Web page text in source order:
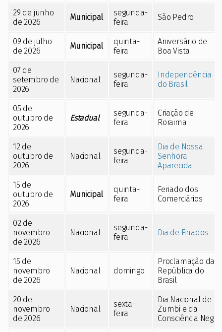
29 de junho
de 2026
Municipal
segunda-
feira
São Pedro
09 de julho
de 2026
Municipal
quinta-
feira
Aniversário de
Boa Vista
07 de
setembro de
2026
Nacional
segunda-
feira
Independência
do Brasil
05 de
outubro de
2026
Estadual
segunda-
feira
Criação de
Roraima
12 de
outubro de
2026
Nacional
segunda-
feira
Dia de Nossa
Senhora
Aparecida
15 de
outubro de
2026
Municipal
quinta-
feira
Feriado dos
Comerciários
02 de
novembro
de 2026
Nacional
segunda-
feira
Dia de Finados
15 de
novembro
de 2026
Nacional domingo
Proclamação da
República do
Brasil
20 de
novembro
de 2026
Nacional
sexta-
feira
Dia Nacional de
Zumbi e da
Consciência Negra